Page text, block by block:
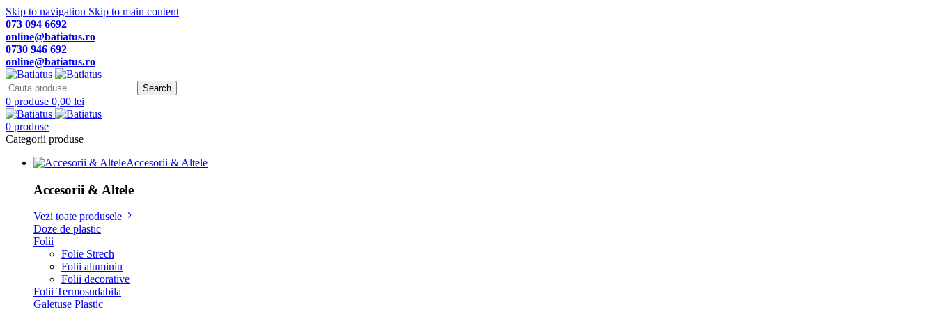
Skip to navigation Skip to main content
073 094 6692
online@batiatus.ro
0730 946 692
online@batiatus.ro
Search
0 produse 0,00 lei
0 produse
Categorii produse
Accesorii & Altele
Accesorii & Altele
Vezi toate produsele
Doze de plastic
Folii
Folie Strech
Folii aluminiu
Folii decorative
Folii Termosudabila
Galetuse Plastic